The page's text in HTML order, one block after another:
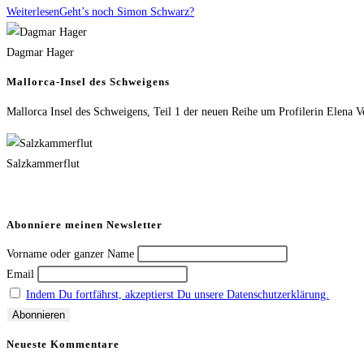
WeiterlesenGeht’s noch Simon Schwarz?
Dagmar Hager
Mallorca-Insel des Schweigens
Mallorca Insel des Schweigens, Teil 1 der neuen Reihe um Profilerin Elena
Salzkammerflut
Abonniere meinen Newsletter
Vorname oder ganzer Name
Email
Indem Du fortfährst, akzeptierst Du unsere Datenschutzerklärung.
Neueste Kommentare